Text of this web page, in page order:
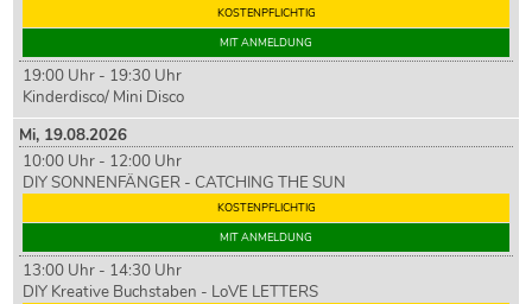
KOSTENPFLICHTIG
MIT ANMELDUNG
19:00 Uhr - 19:30 Uhr
Kinderdisco/ Mini Disco
Mi, 19.08.2026
10:00 Uhr - 12:00 Uhr
DIY SONNENFÄNGER - CATCHING THE SUN
KOSTENPFLICHTIG
MIT ANMELDUNG
13:00 Uhr - 14:30 Uhr
DIY Kreative Buchstaben - LoVE LETTERS